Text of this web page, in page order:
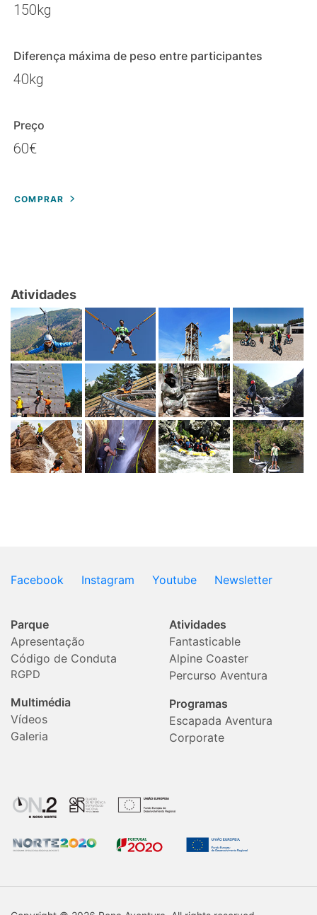
150kg
Diferença máxima de peso entre participantes
40kg
Preço
60€
COMPRAR
Atividades
Facebook Instagram Youtube Newsletter
Parque
Apresentação
Código de Conduta
RGPD
Multimédia
Vídeos
Galeria
Atividades
Fantasticable
Alpine Coaster
Percurso Aventura
Programas
Escapada Aventura
Corporate